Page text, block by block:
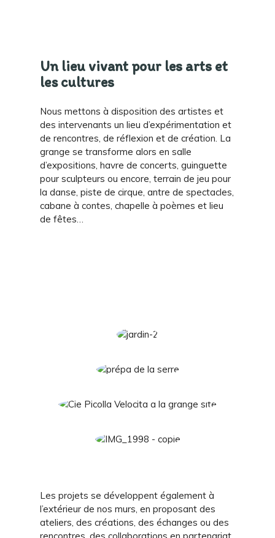
Un lieu vivant pour les arts et
les cultures
Nous mettons à disposition des artistes et
des intervenants un lieu d’expérimentation et
de rencontres, de réflexion et de création. La
grange se transforme alors en salle
d’expositions, havre de concerts, guinguette
pour sculpteurs ou encore, terrain de jeu pour
la danse, piste de cirque, antre de spectacles,
cabane à contes, chapelle à poèmes et lieu
de fêtes…
Les projets se développent également à
l’extérieur de nos murs, en proposant des
ateliers, des créations, des échanges ou des